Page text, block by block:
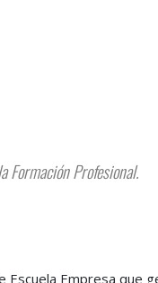
Formación Profesional.
Empresa que